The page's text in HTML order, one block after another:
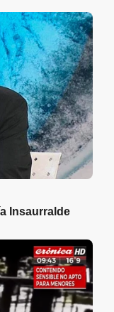
Insaurralde